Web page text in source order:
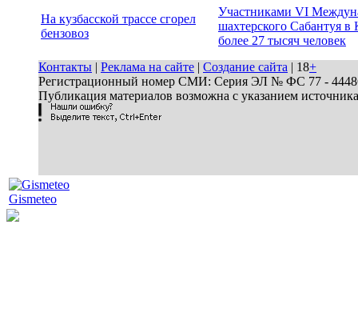
На кузбасской трассе сгорел
бензовоз
Участниками VI
шахтерского Сабантуя в
более 27 тысяч человек
Контакты | Реклама на сайте | Создание сайта | 18+
Регистрационный номер СМИ: Серия ЭЛ № ФС 77 - 44486
Публикация материалов возможна с указанием
Gismeteo